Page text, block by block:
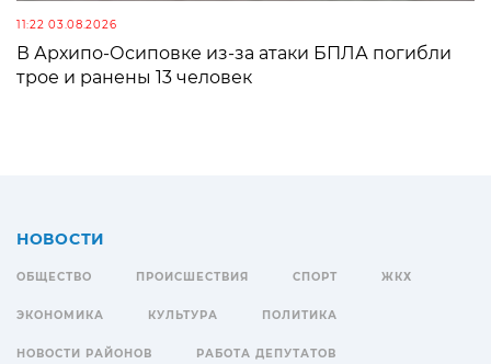
11:22 03.08.2026
В Архипо-Осиповке из-за атаки БПЛА погибли
трое и ранены 13 человек
НОВОСТИ
ОБЩЕСТВО ПРОИСШЕСТВИЯ СПОРТ ЖКХ
ЭКОНОМИКА КУЛЬТУРА ПОЛИТИКА
НОВОСТИ РАЙОНОВ РАБОТА ДЕПУТАТОВ